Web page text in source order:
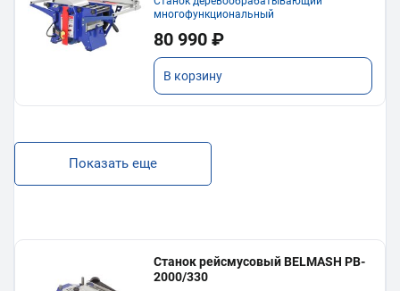
многофункциональный
80 990 ₽
В корзину
Показать еще
Станок рейсмусовый BELMASH PB-
2000/330